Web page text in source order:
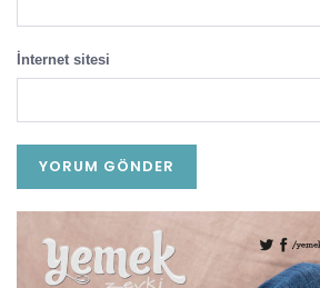
İnternet sitesi